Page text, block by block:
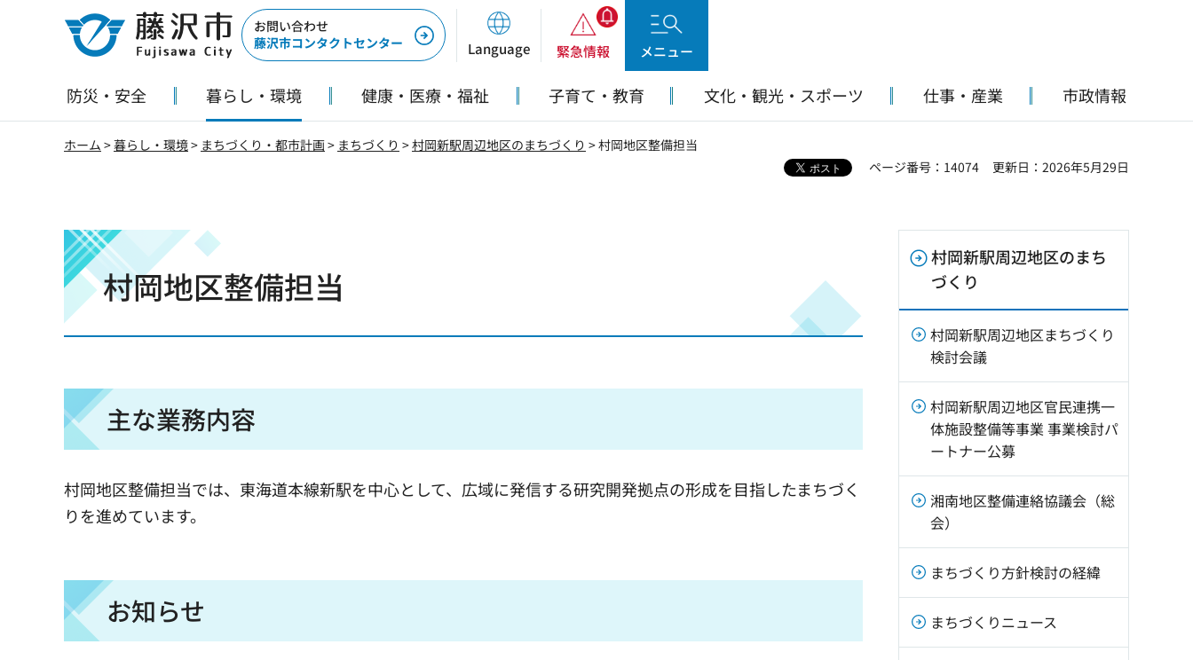
藤沢市
お問い合わせ
藤沢市コンタクトセンター
Language 緊急情報 メニュー
防災・安全 暮らし・環境 健康・医療・福祉 子育て・教育 文化・観光・スポーツ 仕事・産業 市政情報
ホーム >暮らし・環境> まちづくり・都市計画> まちづくり >村岡新駅周辺地区のまちづくり > 村岡地区整備担当
ページ番号：14074
更新日：2026年5月29日
村岡地区整備担当
主な業務内容
村岡地区整備担当では、東海道本線新駅を中心として、広域に発信する研究開発拠点の形成を目指したまちづく
りを進めています。
お知らせ
村岡新駅周辺地区のまち
づくり
村岡新駅周辺地区まちづくり
検討会議
村岡新駅周辺地区官民連携一
体施設整備等事業 事業検討パ
ートナー公募
湘南地区整備連絡協議会（総
会）
まちづくり方針検討の経緯
まちづくりニュース